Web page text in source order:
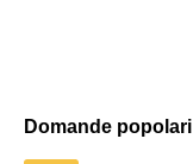
Domande popolari